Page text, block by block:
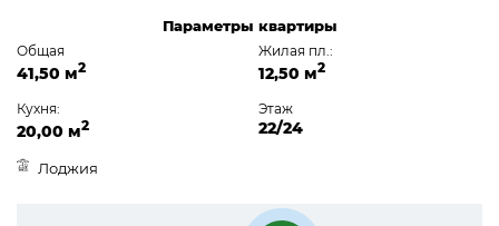
Параметры квартиры
Общая
41,50 м2
Жилая пл.:
12,50 м2
Кухня:
20,00 м2
Этаж
22/24
Лоджия